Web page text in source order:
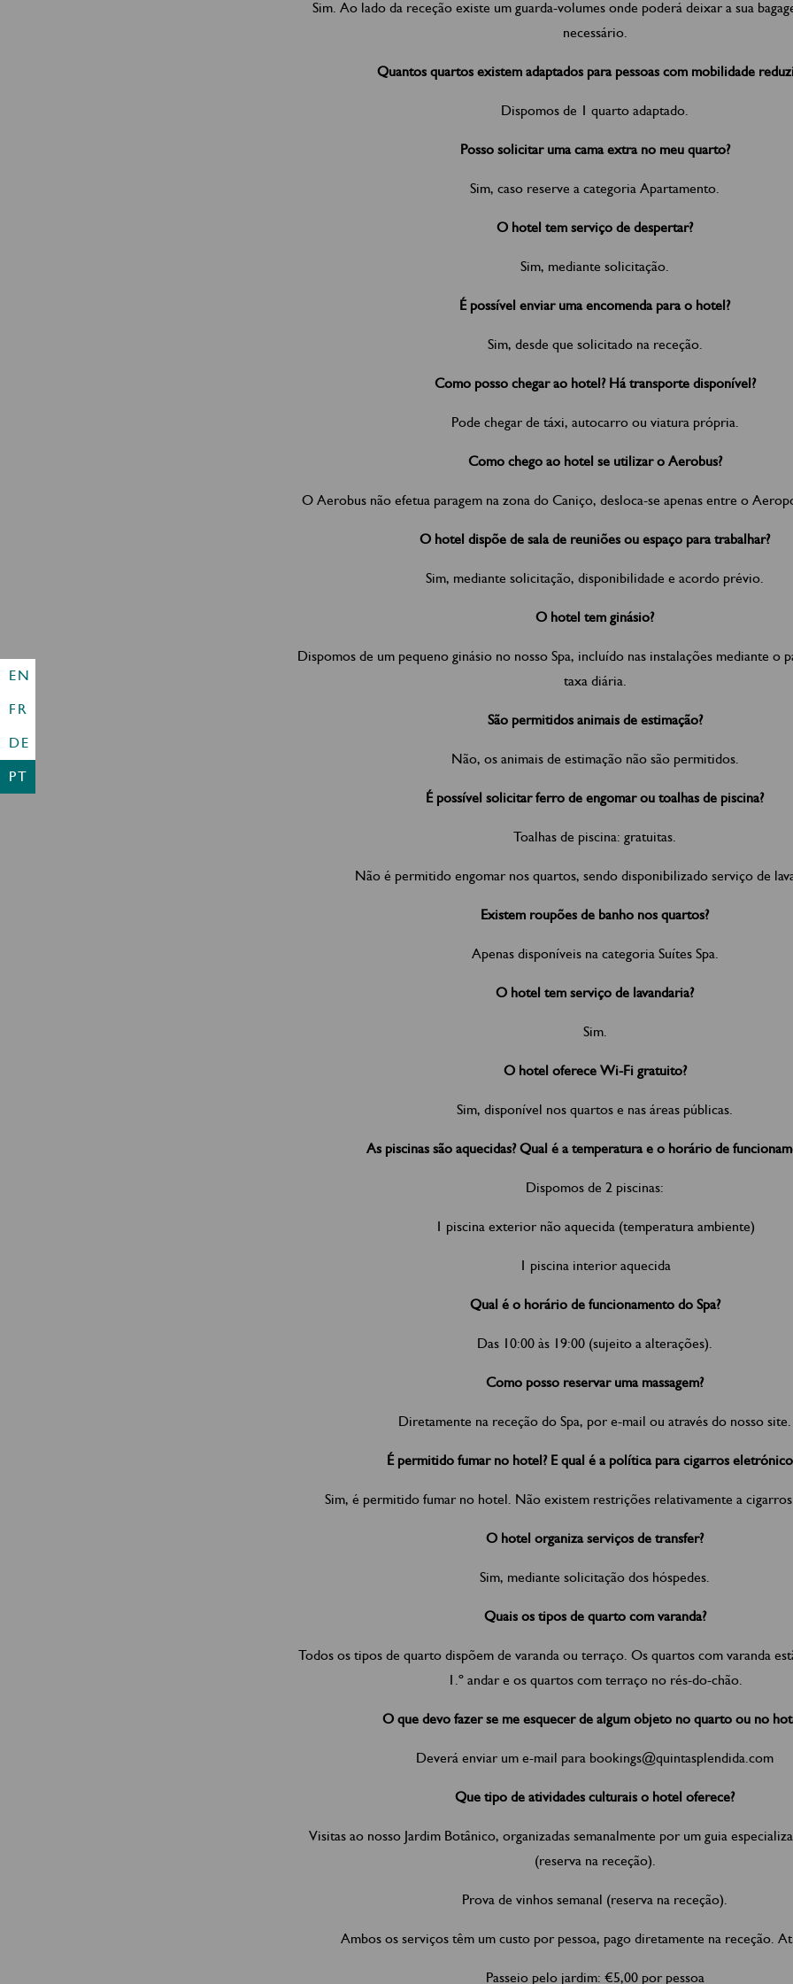
EN
FR
DE
PT
Sim. Ao lado da receção existe um guarda-volumes onde poderá deixar a sua
necessário.
Quantos quartos existem adaptados para pessoas com mobilidade
Dispomos de 1 quarto adaptado.
Posso solicitar uma cama extra no meu quarto?
Sim, caso reserve a categoria Apartamento.
O hotel tem serviço de despertar?
Sim, mediante solicitação.
É possível enviar uma encomenda para o hotel?
Sim, desde que solicitado na receção.
Como posso chegar ao hotel? Há transporte disponível?
Pode chegar de táxi, autocarro ou viatura própria.
Como chego ao hotel se utilizar o Aerobus?
O Aerobus não efetua paragem na zona do Caniço, desloca-se apenas entre o
O hotel dispõe de sala de reuniões ou espaço para trabalhar?
Sim, mediante solicitação, disponibilidade e acordo prévio.
O hotel tem ginásio?
Dispomos de um pequeno ginásio no nosso Spa, incluído nas instalações mediante o
taxa diária.
São permitidos animais de estimação?
Não, os animais de estimação não são permitidos.
É possível solicitar ferro de engomar ou toalhas de piscina?
Toalhas de piscina: gratuitas.
Não é permitido engomar nos quartos, sendo disponibilizado serviço de
Existem roupões de banho nos quartos?
Apenas disponíveis na categoria Suítes Spa.
O hotel tem serviço de lavandaria?
Sim.
O hotel oferece Wi-Fi gratuito?
Sim, disponível nos quartos e nas áreas públicas.
As piscinas são aquecidas? Qual é a temperatura e o horário de
Dispomos de 2 piscinas:
1 piscina exterior não aquecida (temperatura ambiente)
1 piscina interior aquecida
Qual é o horário de funcionamento do Spa?
Das 10:00 às 19:00 (sujeito a alterações).
Como posso reservar uma massagem?
Diretamente na receção do Spa, por e-mail ou através do nosso site.
É permitido fumar no hotel? E qual é a política para cigarros
Sim, é permitido fumar no hotel. Não existem restrições relativamente a
O hotel organiza serviços de transfer?
Sim, mediante solicitação dos hóspedes.
Quais os tipos de quarto com varanda?
Todos os tipos de quarto dispõem de varanda ou terraço. Os quartos com varanda
1.º andar e os quartos com terraço no rés-do-chão.
O que devo fazer se me esquecer de algum objeto no quarto ou no
Deverá enviar um e-mail para bookings@quintasplendida.com
Que tipo de atividades culturais o hotel oferece?
Visitas ao nosso Jardim Botânico, organizadas semanalmente por um guia
(reserva na receção).
Prova de vinhos semanal (reserva na receção).
Ambos os serviços têm um custo por pessoa, pago diretamente na receção.
Passeio pelo jardim: €5,00 por pessoa